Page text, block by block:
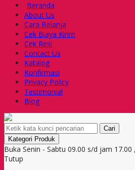
Beranda
About Us
Cara Belanja
Cek Biaya Kirim
Cek Resi
Contact Us
Katalog
Konfirmasi
Privacy Policy
Testimonial
Blog
Cari
Kategori Produk
Buka Senin - Sabtu 09.00 s/d jam
Tutup